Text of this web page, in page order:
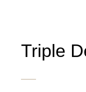
Triple